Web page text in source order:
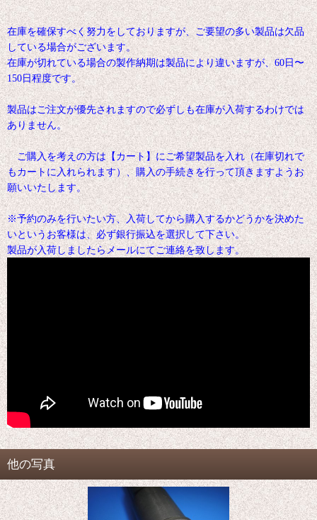
在庫を確保すべく努力をしておりますが、ご要望の多い製品は欠品
している場合がございます。
在庫が切れている場合の製作納期は製品により違いますが、60日〜
150日程度です。
製品はご注文が優先されますので必ずしも在庫が入荷するわけでは
ありません。
ご購入を考えの方は【カート】にご希望製品を入れ（在庫切れで
もカートに入れられます）、購入の手続きを行って頂きますようお
願いいたします。
※予約のみを行いたい方、入荷してから購入するかどうかを決めた
いというお客様は、必ず銀行振込を選択して下さい。
製品が入荷しましたらメールにてご連絡を致します。
他の写真